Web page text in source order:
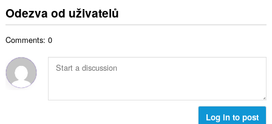
:o
c
í
:
h
o
o
n
p
o
t
h
k
ý
p
e
Odezva od uživatelů
Comments: 0
Log in to post